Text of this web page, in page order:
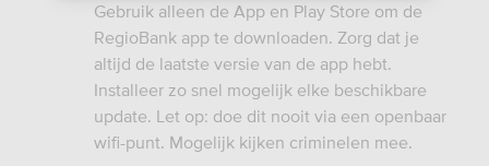
Gebruik alleen de App en Play Store om de
RegioBank app te downloaden. Zorg dat je
altijd de laatste versie van de app hebt.
Installeer zo snel mogelijk elke beschikbare
update. Let op: doe dit nooit via een openbaar
wifi-punt. Mogelijk kijken criminelen mee.